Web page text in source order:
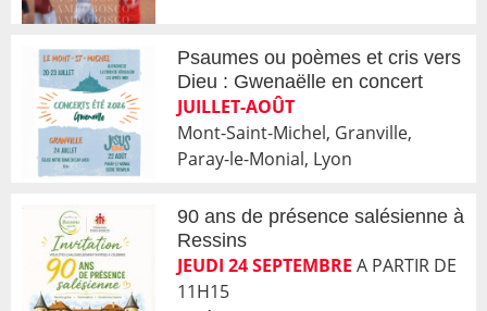
Psaumes ou poèmes et cris vers
Dieu : Gwenaëlle en concert
JUILLET-AOÛT
Mont-Saint-Michel, Granville,
Paray-le-Monial, Lyon
90 ans de présence salésienne à
Ressins
JEUDI 24 SEPTEMBRE A PARTIR DE
11H15